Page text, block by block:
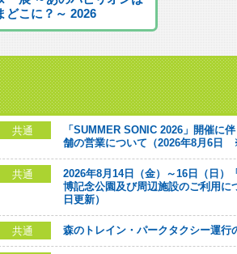
どこに？～ 2026
共通
「SUMMER SONIC 2026」開催に
舗の営業について（2026年8月6日
共通
2026年8月14日（金）～16日（日）
博記念公園及び周辺施設のご利用
日更新）
共通 森のトレイン・パークタクシー運行